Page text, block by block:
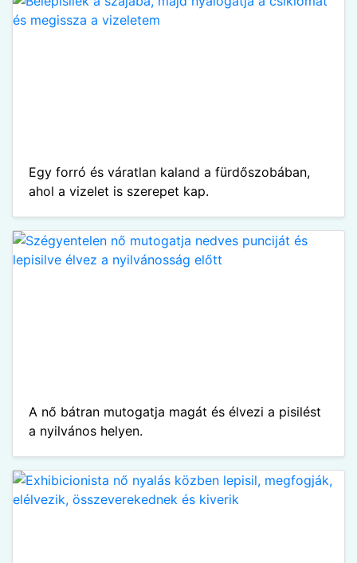
Egy forró és váratlan kaland a fürdőszobában,
ahol a vizelet is szerepet kap.
A nő bátran mutogatja magát és élvezi a pisilést
a nyilvános helyen.